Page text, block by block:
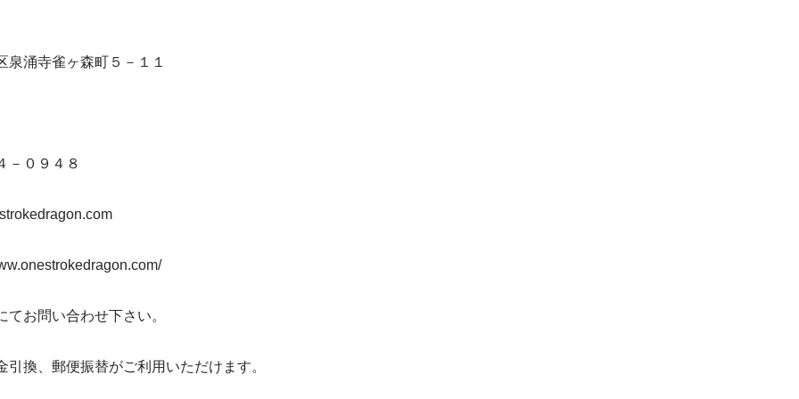
涌寺雀ヶ森町５－１１
－０９４８
お問い合わせ下さい。
換、郵便振替がご利用いただけます。